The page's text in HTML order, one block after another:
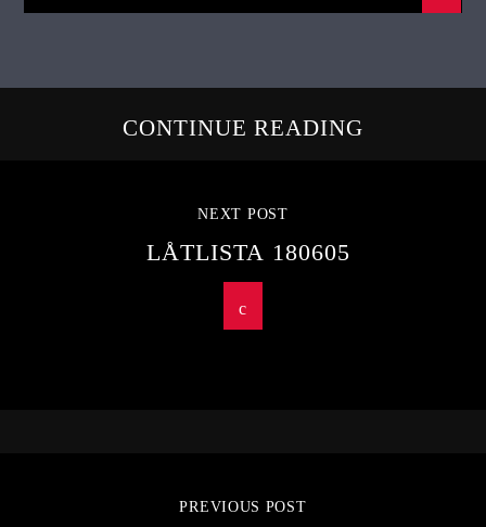
CONTINUE READING
NEXT POST
LÅTLISTA 180605
PREVIOUS POST